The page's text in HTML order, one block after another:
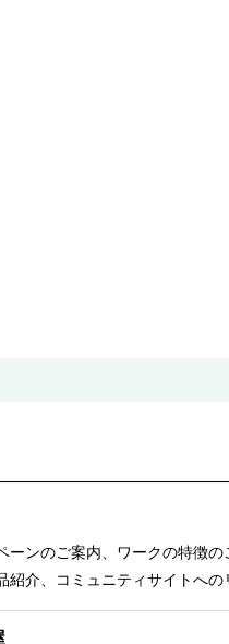
ーンのご案内、ワークの特徴
紹介、コミュニティサイトへの